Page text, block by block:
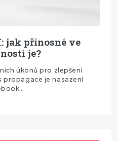
jak přínosné ve
je?
úkonů pro zlepšení
propagace je nasazení